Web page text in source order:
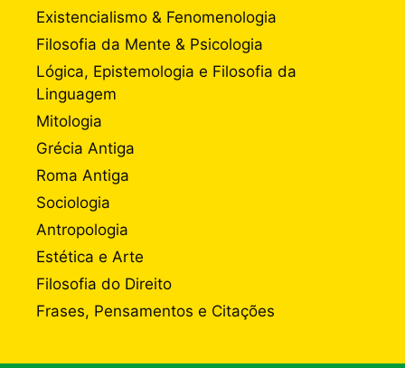
Existencialismo & Fenomenologia
Filosofia da Mente & Psicologia
Lógica, Epistemologia e Filosofia da
Linguagem
Mitologia
Grécia Antiga
Roma Antiga
Sociologia
Antropologia
Estética e Arte
Filosofia do Direito
Frases, Pensamentos e Citações